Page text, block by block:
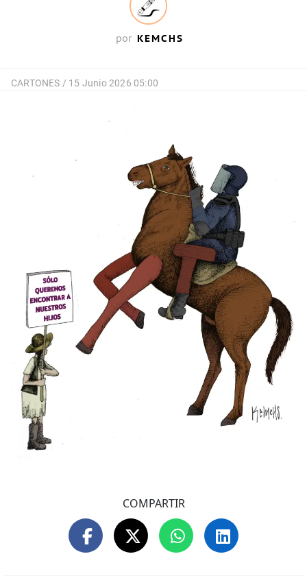
por KEMCHS
CARTONES / 15 Junio 2026 05:00
COMPARTIR